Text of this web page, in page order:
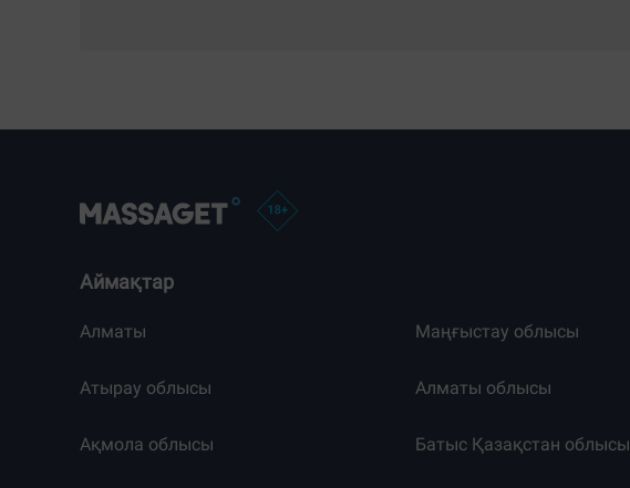
Аймақтар
Алматы Маңғыстау облысы
Атырау облысы Алматы облысы
Ақмола облысы Батыс Қазақстан облысы